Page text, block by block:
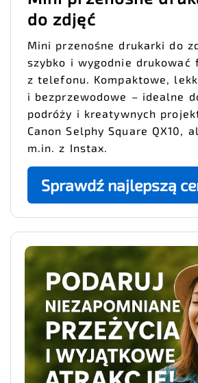
do zdjęć
Mini przenośne drukarki do
szybko i wygodnie drukować
z telefonu. Kompaktowe,
i bezprzewodowe – idealne
podróży i kreatywnych
Canon Selphy Square QX10,
m.in. z Instax.
Sprawdź najlepszą